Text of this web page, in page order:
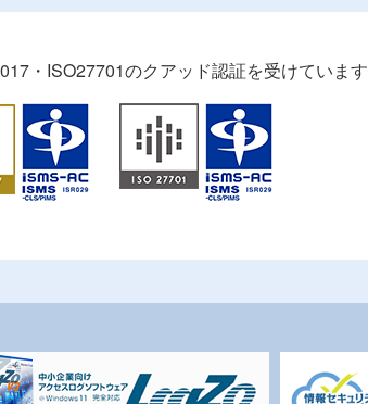
・ISO27701のクアッド認証を受けています